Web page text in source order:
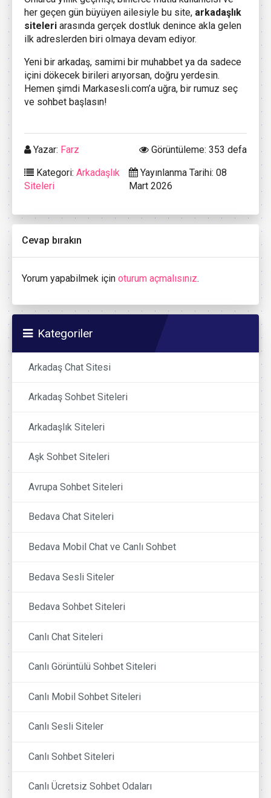
her geçen gün büyüyen ailesiyle bu site, arkadaşlık
siteleri arasında gerçek dostluk denince akla gelen
ilk adreslerden biri olmaya devam ediyor.
Yeni bir arkadaş, samimi bir muhabbet ya da sadece
içini dökecek birileri arıyorsan, doğru yerdesin.
Hemen şimdi Markasesli.com’a uğra, bir rumuz seç
ve sohbet başlasın!
Yazar: Farz
Görüntüleme: 353 defa
Kategori: Arkadaşlık
Siteleri
Yayınlanma Tarihi: 08
Mart 2026
Cevap bırakın
Yorum yapabilmek için oturum açmalısınız.
Kategoriler
Arkadaş Chat Sitesi
Arkadaş Sohbet Siteleri
Arkadaşlık Siteleri
Aşk Sohbet Siteleri
Avrupa Sohbet Siteleri
Bedava Chat Siteleri
Bedava Mobil Chat ve Canlı Sohbet
Bedava Sesli Siteler
Bedava Sohbet Siteleri
Canlı Chat Siteleri
Canlı Görüntülü Sohbet Siteleri
Canlı Mobil Sohbet Siteleri
Canlı Sesli Siteler
Canlı Sohbet Siteleri
Canlı Ücretsiz Sohbet Odaları